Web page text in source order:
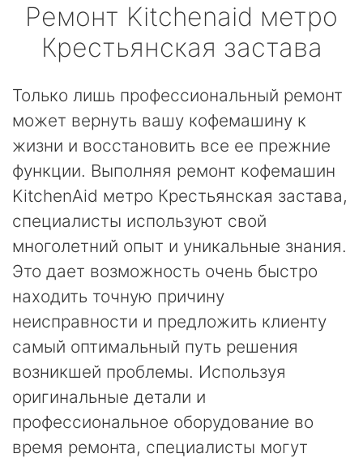
Ремонт Kitchenaid метро
Крестьянская застава
Только лишь профессиональный ремонт
может вернуть вашу кофемашину к
жизни и восстановить все ее прежние
функции. Выполняя ремонт кофемашин
KitchenAid метро Крестьянская застава,
специалисты используют свой
многолетний опыт и уникальные знания.
Это дает возможность очень быстро
находить точную причину
неисправности и предложить клиенту
самый оптимальный путь решения
возникшей проблемы. Используя
оригинальные детали и
профессиональное оборудование во
время ремонта, специалисты могут